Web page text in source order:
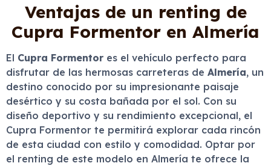
Ventajas de un renting de
Cupra Formentor en Almería
El Cupra Formentor es el vehículo perfecto para
disfrutar de las hermosas carreteras de Almería, un
destino conocido por su impresionante paisaje
desértico y su costa bañada por el sol. Con su
diseño deportivo y su rendimiento excepcional, el
Cupra Formentor te permitirá explorar cada rincón
de esta ciudad con estilo y comodidad. Optar por
el renting de este modelo en Almería te ofrece la